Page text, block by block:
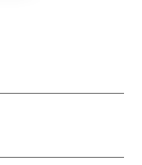
れます。
いのでとても
い駅前なの
さい。
ン生活を始め